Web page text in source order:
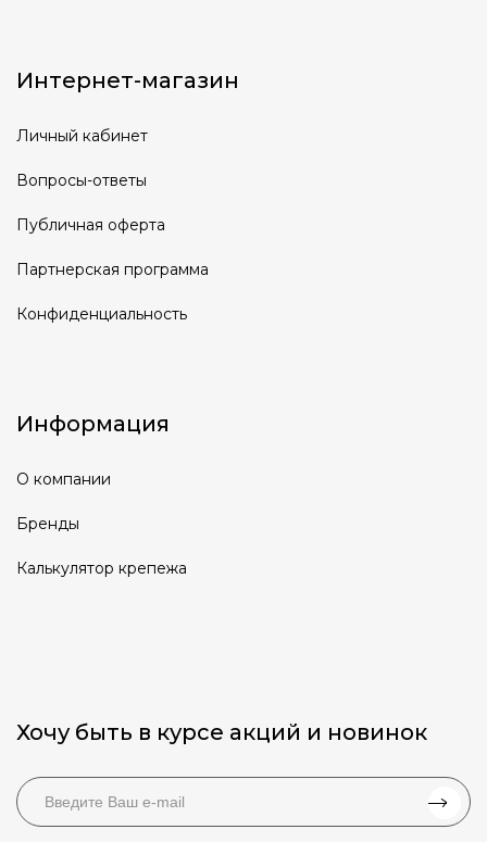
Интернет-магазин
Личный кабинет
Вопросы-ответы
Публичная оферта
Партнерская программа
Конфиденциальность
Информация
О компании
Бренды
Калькулятор крепежа
Хочу быть в курсе акций и новинок